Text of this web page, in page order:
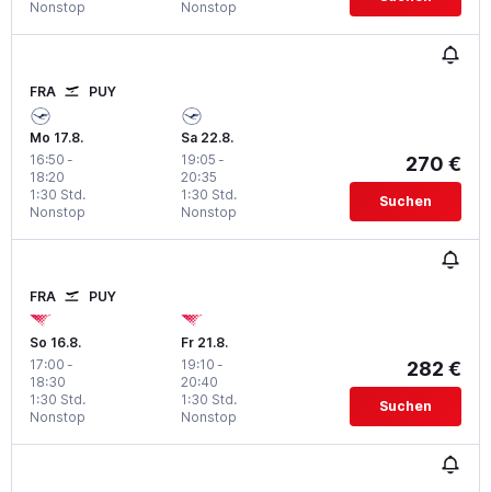
Nonstop Nonstop
FRA PUY
Mo 17.8.
16:50 -
18:20
Nonstop
1:30 Std.
Sa 22.8.
19:05 -
20:35
Nonstop
1:30 Std.
270 €
Suchen
FRA PUY
So 16.8.
17:00 -
18:30
Nonstop
1:30 Std.
Fr 21.8.
19:10 -
20:40
Nonstop
1:30 Std.
282 €
Suchen